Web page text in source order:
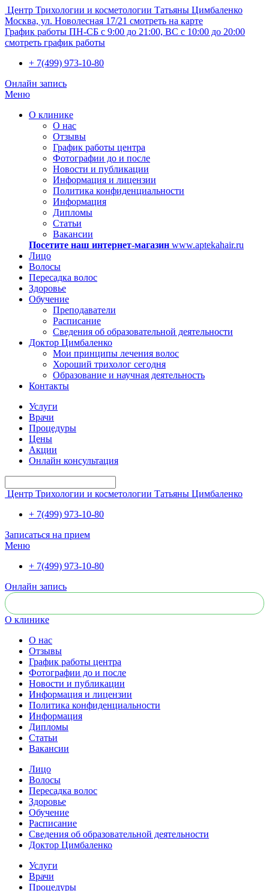
Центр Трихологии и косметологии Татьяны Цимбаленко
Москва, ул. Новолесная 17/21 смотреть на карте
График работы ПН-СБ с 9:00 до 21:00, ВС с 10:00 до 20:00
смотреть график работы
+ 7(499) 973-10-80
Онлайн запись
Меню
О клинике
О нас
Отзывы
График работы центра
Фотографии до и после
Новости и публикации
Информация и лицензии
Политика конфиденциальности
Информация
Дипломы
Статьи
Вакансии
Посетите наш интернет-магазин www.aptekahair.ru
Лицо
Волосы
Пересадка волос
Здоровье
Обучение
Преподаватели
Расписание
Сведения об образовательной деятельности
Доктор Цимбаленко
Мои принципы лечения волос
Хороший трихолог сегодня
Образование и научная деятельность
Контакты
Услуги
Врачи
Процедуры
Цены
Акции
Онлайн консультация
Центр Трихологии и косметологии Татьяны Цимбаленко
+ 7(499) 973-10-80
Записаться на прием
Меню
+ 7(499) 973-10-80
Онлайн запись
О клинике
О нас
Отзывы
График работы центра
Фотографии до и после
Новости и публикации
Информация и лицензии
Политика конфиденциальности
Информация
Дипломы
Статьи
Вакансии
Лицо
Волосы
Пересадка волос
Здоровье
Обучение
Расписание
Сведения об образовательной деятельности
Доктор Цимбаленко
Услуги
Врачи
Процедуры